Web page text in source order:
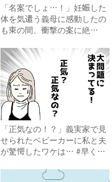
「名案でしょ…！」妊娠した
体を気遣う義母に感動したの
も束の間、衝撃の案に絶
「正気なの！？」義実家で見
せられたベビーカーに私と夫
が驚愕したワケは… #早く